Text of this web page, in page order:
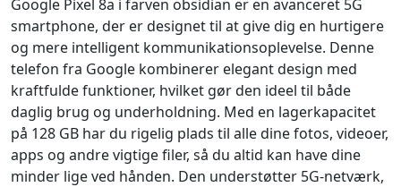
Google Pixel 8a i farven obsidian er en avanceret 5G
smartphone, der er designet til at give dig en hurtigere
og mere intelligent kommunikationsoplevelse. Denne
telefon fra Google kombinerer elegant design med
kraftfulde funktioner, hvilket gør den ideel til både
daglig brug og underholdning. Med en lagerkapacitet
på 128 GB har du rigelig plads til alle dine fotos, videoer,
apps og andre vigtige filer, så du altid kan have dine
minder lige ved hånden. Den understøtter 5G-netværk,